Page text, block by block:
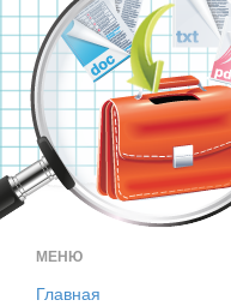
МЕНЮ
Главная